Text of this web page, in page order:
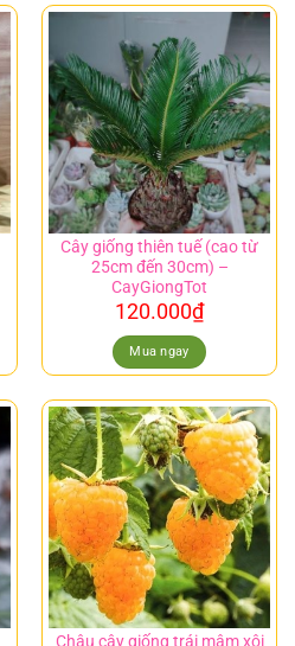
Cây giống thiên tuế (cao từ
25cm đến 30cm) –
CayGiongTot
120.000₫
Mua ngay
Chậu cây giống trái mâm xôi